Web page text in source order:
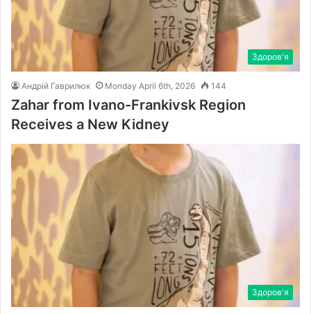
Здоров'я
Андрій Гаврилюк Monday April 6th, 2026 144
Zahar from Ivano-Frankivsk Region
Receives a New Kidney
Здоров'я